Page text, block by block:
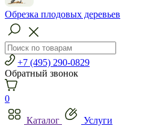
Обрезка плодовых деревьев
+7 (495) 290-0829
Обратный звонок
0
Каталог
Услуги